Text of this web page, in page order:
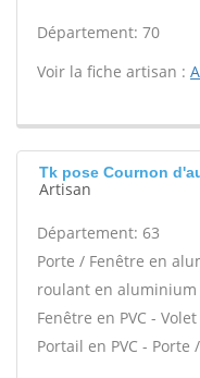
Département: 70
Voir la fiche artisan :
Tk pose Cournon
Artisan
Département: 63
Porte / Fenêtre en
roulant en
Fenêtre en PVC -
Portail en PVC -